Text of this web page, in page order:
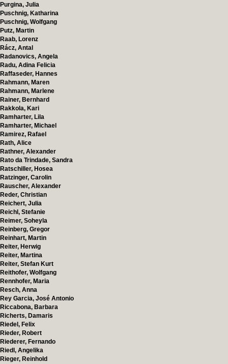
Purgina, Julia
Puschnig, Katharina
Puschnig, Wolfgang
Putz, Martin
Raab, Lorenz
Rácz, Antal
Radanovics, Angela
Radu, Adina Felicia
Raffaseder, Hannes
Rahmann, Maren
Rahmann, Marlene
Rainer, Bernhard
Rakkola, Kari
Ramharter, Lila
Ramharter, Michael
Ramirez, Rafael
Rath, Alice
Rathner, Alexander
Rato da Trindade, Sandra
Ratschiller, Hosea
Ratzinger, Carolin
Rauscher, Alexander
Reder, Christian
Reichert, Julia
Reichl, Stefanie
Reimer, Soheyla
Reinberg, Gregor
Reinhart, Martin
Reiter, Herwig
Reiter, Martina
Reiter, Stefan Kurt
Reithofer, Wolfgang
Rennhofer, Maria
Resch, Anna
Rey Garcia, José Antonio
Riccabona, Barbara
Richerts, Damaris
Riedel, Felix
Rieder, Robert
Riederer, Fernando
Riedl, Angelika
Rieger, Reinhold